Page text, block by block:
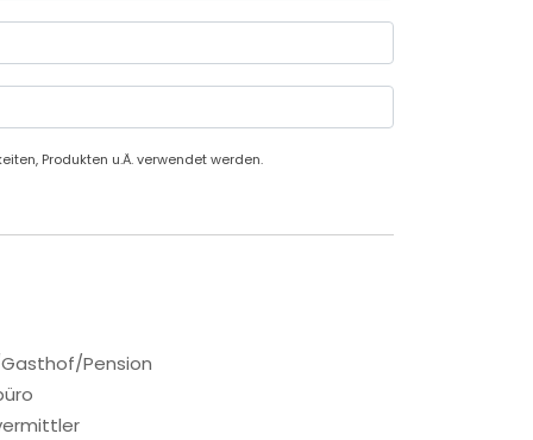
Produkten u.Ä. verwendet werden.
Pension